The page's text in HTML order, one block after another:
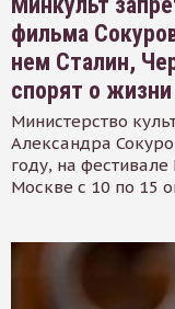
фильма
нем Сталин,
спорят о жизни
Министерство
Александра
году, на
Москве с 10 по 15